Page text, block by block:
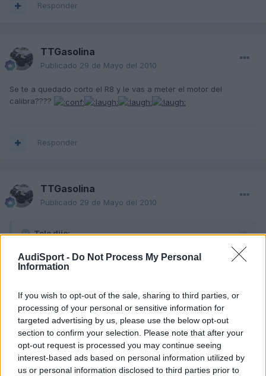
AudiSport - Do Not Process My Personal
Information
If you wish to opt-out of the sale, sharing to third parties, or
processing of your personal or sensitive information for
targeted advertising by us, please use the below opt-out
section to confirm your selection. Please note that after your
opt-out request is processed you may continue seeing
interest-based ads based on personal information utilized by
us or personal information disclosed to third parties prior to
Responder
TTGasolina
Publicado 29 de Mayo del 2010
Se te a quedado corto el R8 y le vas a meter el motor del
calibra????
Responder
TTGasolina
Publicado 29 de Mayo del 2010
Tolo dijo:
Esto esejpañÄ!!!si señor. 3 mirando y uno currando (sin
protección claro)
El unico que lleva proteccion es el blankito con franjas
negras............
Responder